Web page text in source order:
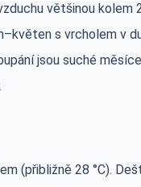
většinou kolem
s vrcholem v
jsou suché
(přibližně 28 °C).